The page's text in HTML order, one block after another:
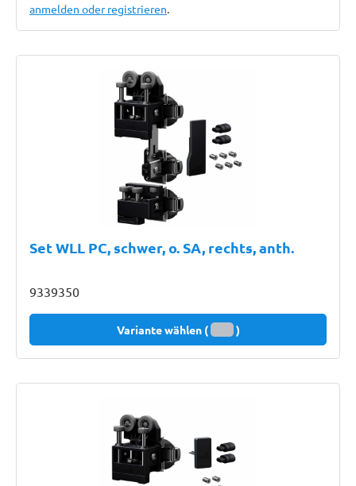
anmelden oder registrieren.
Set WLL PC, schwer, o. SA, rechts, anth.
9339350
Variante wählen ( )